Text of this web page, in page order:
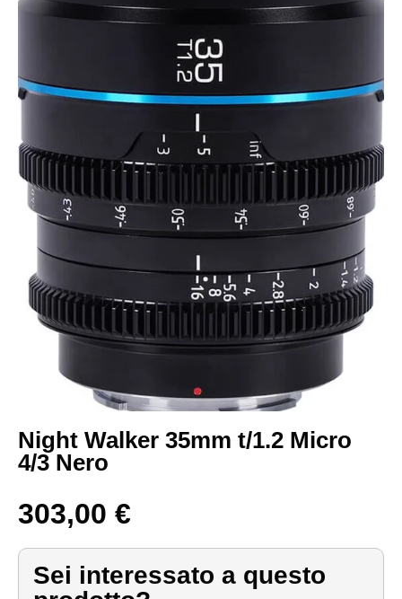
Night Walker 35mm t/1.2 Micro
4/3 Nero
303,00 €
Sei interessato a questo